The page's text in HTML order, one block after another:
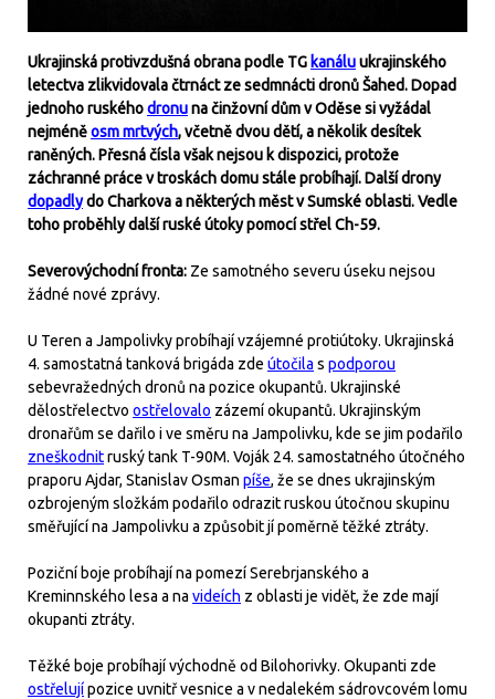
Ukrajinská protivzdušná obrana podle TG kanáluukrajinského
letectva zlikvidovala čtrnáct ze sedmnácti dronů Šahed. Dopad
jednoho ruskéhodronuna činžovní dům v Oděse si vyžádal
nejméněosm mrtvých, včetně dvou dětí, a několik desítek
raněných. Přesná čísla však nejsou k dispozici, protože
záchranné práce v troskách domu stále probíhají. Další drony
dopadlydo Charkova a některých měst v Sumské oblasti. Vedle
toho proběhly další ruské útoky pomocí střel Ch-59.
Severovýchodní fronta: Ze samotného severu úseku nejsou
žádné nové zprávy.
U Teren a Jampolivky probíhají vzájemné protiútoky. Ukrajinská
4. samostatná tanková brigáda zde útočila s podporou
sebevražedných dronů na pozice okupantů. Ukrajinské
dělostřelectvo ostřelovalo zázemí okupantů. Ukrajinským
dronařům se dařilo i ve směru na Jampolivku, kde se jim podařilo
zneškodnitruský tank T-90M. Voják 24. samostatného útočného
praporu Ajdar, Stanislav Osman píše, že se dnes ukrajinským
ozbrojeným složkám podařilo odrazit ruskou útočnou skupinu
směřující na Jampolivku a způsobit jí poměrně těžké ztráty.
Poziční boje probíhají na pomezí Serebrjanského a
Kreminnského lesa a na videích z oblasti je vidět, že zde mají
okupanti ztráty.
Těžké boje probíhají východně od Bilohorivky. Okupanti zde
ostřelujípozice uvnitř vesnice a v nedalekém sádrovcovém lomu